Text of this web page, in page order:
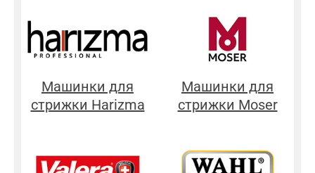
Машинки для
стрижки Harizma
Машинки для
стрижки Moser